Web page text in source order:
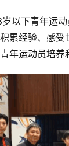
以下青年运
累经验、感
年运动员培养